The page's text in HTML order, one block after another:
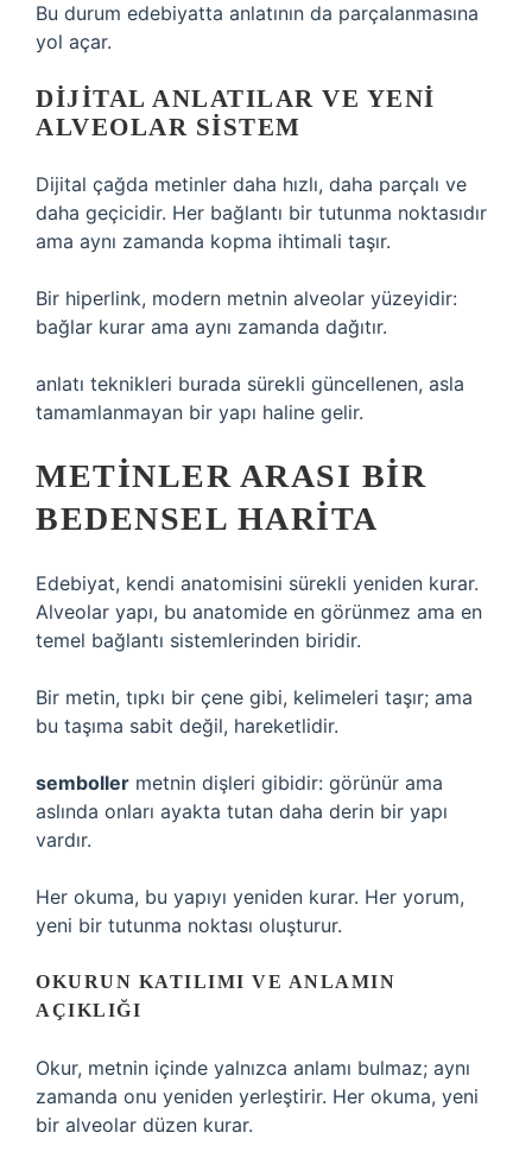
Bu durum edebiyatta anlatının da parçalanmasına
yol açar.
DIJITAL ANLATILAR VE YENI
ALVEOLAR SISTEM
Dijital çağda metinler daha hızlı, daha parçalı ve
daha geçicidir. Her bağlantı bir tutunma noktasıdır
ama aynı zamanda kopma ihtimali taşır.
Bir hiperlink, modern metnin alveolar yüzeyidir:
bağlar kurar ama aynı zamanda dağıtır.
anlatı teknikleri burada sürekli güncellenen, asla
tamamlanmayan bir yapı haline gelir.
METINLER ARASI BIR
BEDENSEL HARITA
Edebiyat, kendi anatomisini sürekli yeniden kurar.
Alveolar yapı, bu anatomide en görünmez ama en
temel bağlantı sistemlerinden biridir.
Bir metin, tıpkı bir çene gibi, kelimeleri taşır; ama
bu taşıma sabit değil, hareketlidir.
semboller metnin dişleri gibidir: görünür ama
aslında onları ayakta tutan daha derin bir yapı
vardır.
Her okuma, bu yapıyı yeniden kurar. Her yorum,
yeni bir tutunma noktası oluşturur.
OKURUN KATILIMI VE ANLAMIN
AÇIKLIĞI
Okur, metnin içinde yalnızca anlamı bulmaz; aynı
zamanda onu yeniden yerleştirir. Her okuma, yeni
bir alveolar düzen kurar.